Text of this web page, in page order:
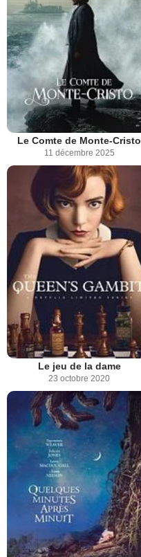
Le Comte de Monte-Cristo
11 décembre 2025
Le jeu de la dame
23 octobre 2020